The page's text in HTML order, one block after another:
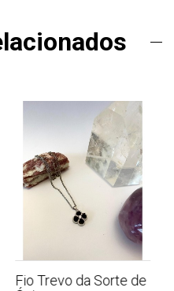
Fio Trevo da Sorte de